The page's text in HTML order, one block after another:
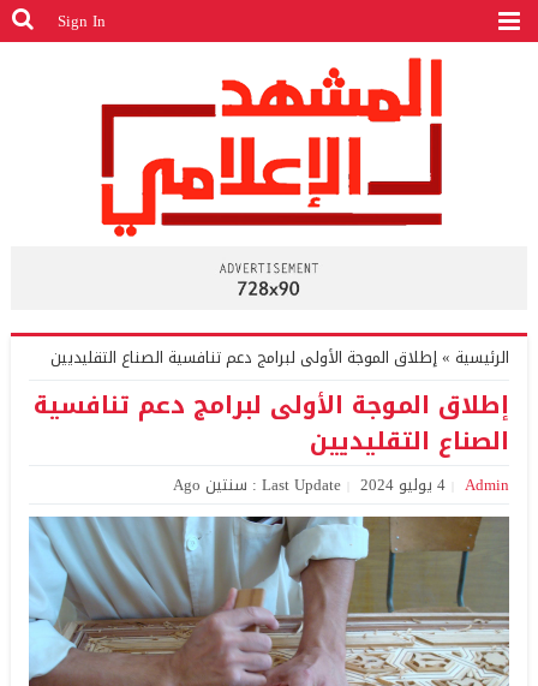
Sign In
الرئيسية »إطلاق الموجة الأولى لبرامج دعم تنافسية الصناع التقليديين
إطلاق الموجة الأولى لبرامج دعم تنافسية
الصناع التقليديين
Admin 4 يوليو 2024 Last Update : سنتين Ago